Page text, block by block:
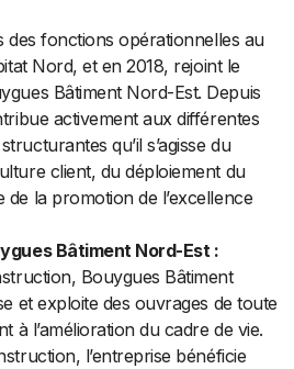
des fonctions opérationnelles au
Nord, et en 2018, rejoint le
Bâtiment Nord-Est. Depuis
activement aux différentes
qu’il s’agisse du
client, du déploiement du
la promotion de l’excellence
Bâtiment Nord-Est :
Bouygues Bâtiment
et exploite des ouvrages de toute
à l’amélioration du cadre de vie.
l’entreprise bénéficie